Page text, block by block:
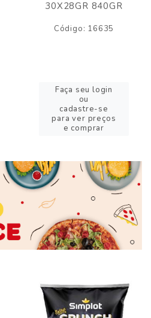
30X28GR 840GR
Código: 16635
Faça seu login
ou
cadastre-se
para ver preços
e comprar